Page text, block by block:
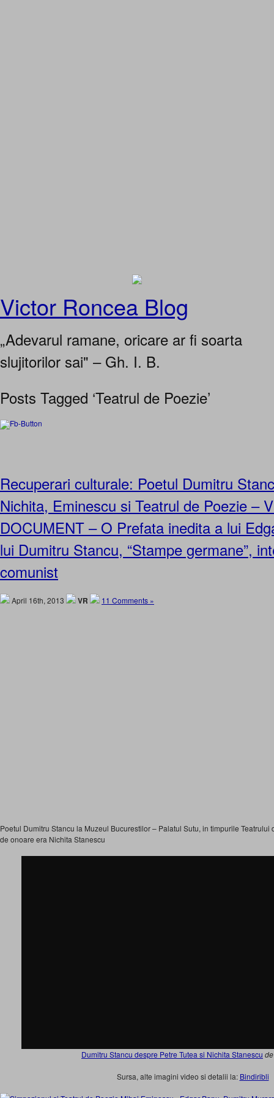
Victor Roncea Blog
„Adevarul ramane, oricare ar fi soarta
slujitorilor sai" – Gh. I. B.
Posts Tagged ‘Teatrul de Poezie’
Recuperari culturale: Poetul Dumitru
Nichita, Eminescu si Teatrul de Poezie –
DOCUMENT – O Prefata inedita a lui
lui Dumitru Stancu, “Stampe germane”,
comunist
April 16th, 2013 VR 11 Comments »
Poetul Dumitru Stancu la Muzeul Bucurestilor – Palatul Sutu, in timpurile
de onoare era Nichita Stanescu
Dumitru Stancu despre Petre Tutea si Nichita Stanescu
Sursa, alte imagini video si detalii la: Bindiribli